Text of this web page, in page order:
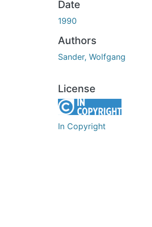
Date
1990
Authors
Sander, Wolfgang
License
In Copyright